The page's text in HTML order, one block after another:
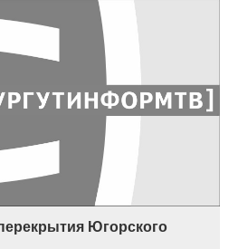
Югорского